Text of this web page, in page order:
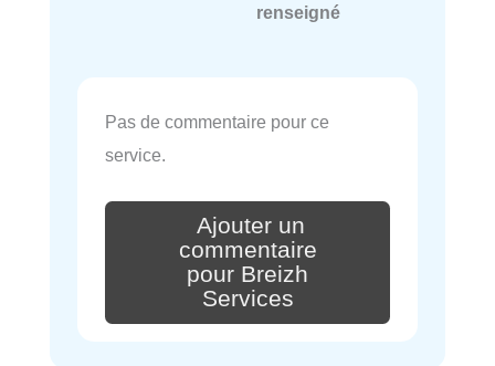
renseigné
Pas de commentaire pour ce
service.
Ajouter un
commentaire
pour Breizh
Services